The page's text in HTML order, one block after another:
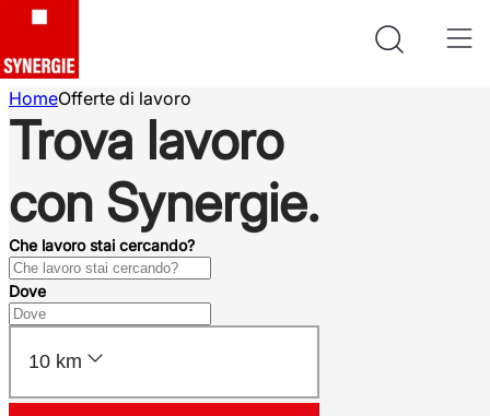
HomeOfferte di lavoro
Trova lavoro
con Synergie.
Che lavoro stai cercando?
Dove
10 km